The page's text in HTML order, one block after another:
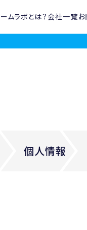
ムラボとは？会社一覧
個人情報